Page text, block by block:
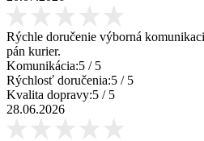
Rýchle doručenie výborná
pán kurier.
Komunikácia:5 / 5
Rýchlosť doručenia:5 / 5
Kvalita dopravy:5 / 5
28.06.2026